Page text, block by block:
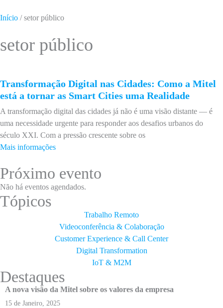
Início /setor público
setor público
Transformação Digital nas Cidades: Como a Mitel
está a tornar as Smart Cities uma Realidade
A transformação digital das cidades já não é uma visão distante — é
uma necessidade urgente para responder aos desafios urbanos do
século XXI. Com a pressão crescente sobre os
Mais informações
Próximo evento
Não há eventos agendados.
Tópicos
Trabalho Remoto
Videoconferência & Colaboração
Customer Experience & Call Center
Digital Transformation
IoT & M2M
Destaques
A nova visão da Mitel sobre os valores da empresa
15 de Janeiro, 2025